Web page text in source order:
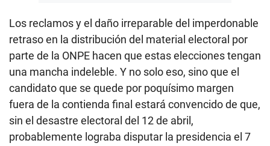
Los reclamos y el daño irreparable del imperdonable
retraso en la distribución del material electoral por
parte de la ONPE hacen que estas elecciones tengan
una mancha indeleble. Y no solo eso, sino que el
candidato que se quede por poquísimo margen
fuera de la contienda final estará convencido de que,
sin el desastre electoral del 12 de abril,
probablemente lograba disputar la presidencia el 7